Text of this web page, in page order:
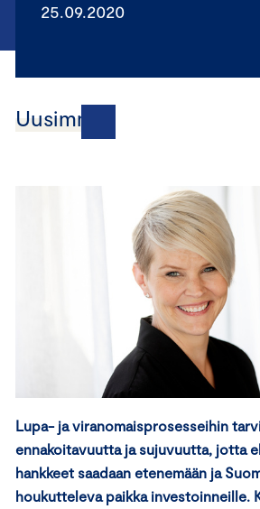
25.09.2020
Uusimmat
Lupa- ja viranomaisprosesseihin
ennakoitavuutta ja sujuvuutta, jotta
hankkeet saadaan etenemään ja
houkutteleva paikka investoinneille.